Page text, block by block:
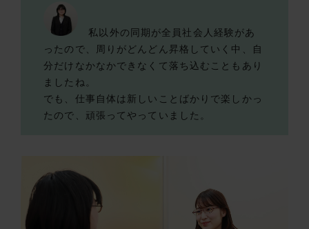
私以外の同期が全員社会人経験があ
ったので、周りがどんどん昇格していく中、自
分だけなかなかできなくて落ち込むこともあり
ましたね。
でも、仕事自体は新しいことばかりで楽しかっ
たので、頑張ってやっていました。